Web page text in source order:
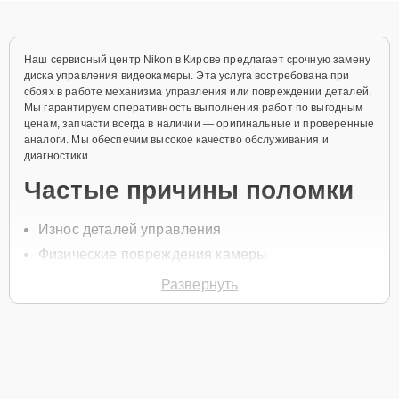
Наш сервисный центр Nikon в Кирове предлагает срочную замену
диска управления видеокамеры. Эта услуга востребована при
сбоях в работе механизма управления или повреждении деталей.
Мы гарантируем оперативность выполнения работ по выгодным
ценам, запчасти всегда в наличии — оригинальные и проверенные
аналоги. Мы обеспечим высокое качество обслуживания и
диагностики.
Частые причины поломки
Износ деталей управления
Физические повреждения камеры
Проблемы с механикой
Скачки напряжения
Развернуть